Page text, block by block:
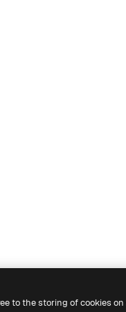
to the storing of cookies